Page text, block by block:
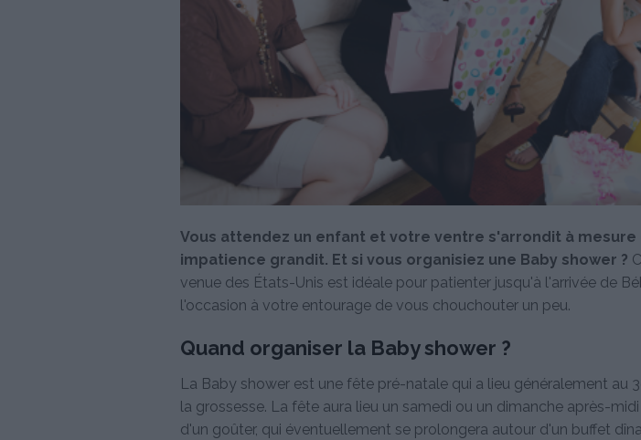
Vous attendez un enfant et votre ventre s'arrondit à mesure
impatience grandit. Et si vous organisiez une Baby shower ?
venue des États-Unis est idéale pour patienter jusqu'à l'arrivée de
l'occasion à votre entourage de vous chouchouter un peu.
Quand organiser la Baby shower ?
La Baby shower est une fête pré-natale qui a lieu généralement au
la grossesse. La fête aura lieu un samedi ou un dimanche après-
d'un goûter, qui éventuellement se prolongera autour d'un buffet